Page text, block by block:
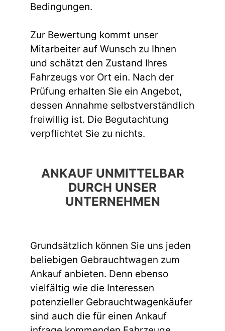
Bedingungen.
Zur Bewertung kommt unser
Mitarbeiter auf Wunsch zu Ihnen
und schätzt den Zustand Ihres
Fahrzeugs vor Ort ein. Nach der
Prüfung erhalten Sie ein Angebot,
dessen Annahme selbstverständlich
freiwillig ist. Die Begutachtung
verpflichtet Sie zu nichts.
ANKAUF UNMITTELBAR
DURCH UNSER
UNTERNEHMEN
Grundsätzlich können Sie uns jeden
beliebigen Gebrauchtwagen zum
Ankauf anbieten. Denn ebenso
vielfältig wie die Interessen
potenzieller Gebrauchtwagenkäufer
sind auch die für einen Ankauf